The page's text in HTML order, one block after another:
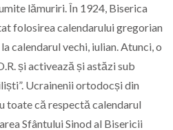
lămuriri. În 1924, Biserica
folosirea calendarului gregorian
calendarul vechi, iulian. Atunci, o
și activează și astăzi sub
Ucrainenii ortodocși din
toate că respectă calendarul
Sfântului Sinod al Bisericii